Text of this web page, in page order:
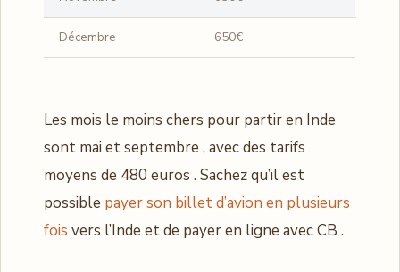
Décembre 650€
Les mois le moins chers pour partir en Inde
sont mai et septembre , avec des tarifs
moyens de 480 euros . Sachez qu’il est
possible payer son billet d’avion en plusieurs
fois vers l’Inde et de payer en ligne avec CB .